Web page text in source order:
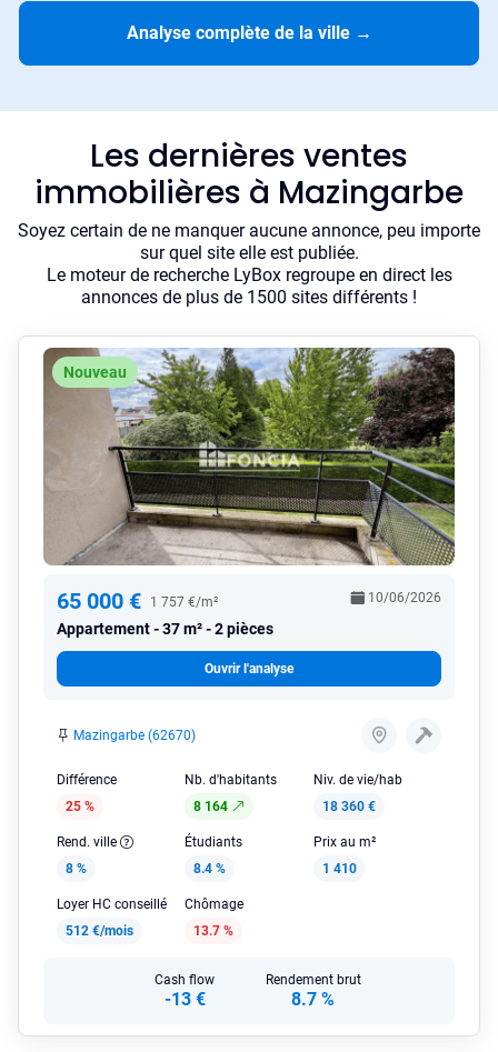
Analyse complète de la ville →
Les dernières ventes
immobilières à Mazingarbe
Soyez certain de ne manquer aucune annonce, peu importe
sur quel site elle est publiée.
Le moteur de recherche LyBox regroupe en direct les
annonces de plus de 1500 sites différents !
Nouveau
65 000 € 1 757 €/m²
Appartement 37 m² - 2 pièces
10/06/2026
Ouvrir l'analyse
Mazingarbe (62670)
Différence
25 %
Nb. d'habitants
8 164
Niv. de vie/hab
18 360 €
Rend. ville
8 %
Étudiants
8.4 %
Prix au m²
1 410
Loyer HC conseillé
512 €/mois
Chômage
13.7 %
Cash flow
-13 €
Rendement brut
8.7 %